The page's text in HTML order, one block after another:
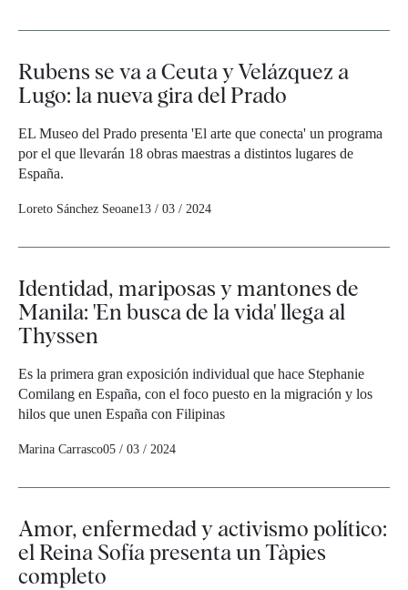
Rubens se va a Ceuta y Velázquez a
Lugo: la nueva gira del Prado
EL Museo del Prado presenta 'El arte que conecta' un programa
por el que llevarán 18 obras maestras a distintos lugares de
España.
Loreto Sánchez Seoane13 / 03 / 2024
Identidad, mariposas y mantones de
Manila: 'En busca de la vida' llega al
Thyssen
Es la primera gran exposición individual que hace Stephanie
Comilang en España, con el foco puesto en la migración y los
hilos que unen España con Filipinas
Marina Carrasco05 / 03 / 2024
Amor, enfermedad y activismo político:
el Reina Sofía presenta un Tàpies
completo